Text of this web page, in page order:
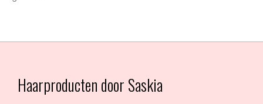
Haarproducten door Saskia